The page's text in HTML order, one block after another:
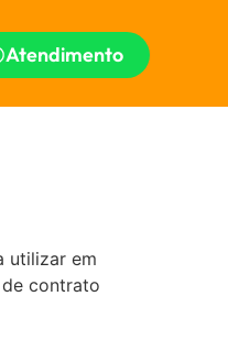
Atendimento
utilizar em
contrato